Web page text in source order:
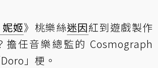
姬》桃樂絲迷因紅到遊戲製作
擔任音樂總監的 Cosmograph
」梗。